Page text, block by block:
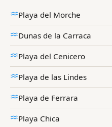
Playa del Morche
Dunas de la Carraca
Playa del Cenicero
Playa de las Lindes
Playa de Ferrara
Playa Chica